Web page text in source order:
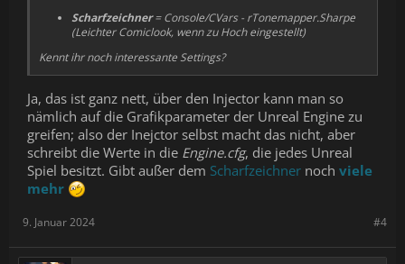
Scharfzeichner= Console/CVars - rTonemapper.Sharpe
(Leichter Comiclook, wenn zu Hoch eingestellt)
Kennt ihr noch interessante Settings?
Ja, das ist ganz nett, über den Injector kann man so
nämlich auf die Grafikparameter der Unreal Engine zu
greifen; also der Inejctor selbst macht das nicht, aber
schreibt die Werte in die Engine.cfg, die jedes Unreal
Spiel besitzt. Gibt außer dem Scharfzeichner noch viele
mehr
#4
9. Januar 2024